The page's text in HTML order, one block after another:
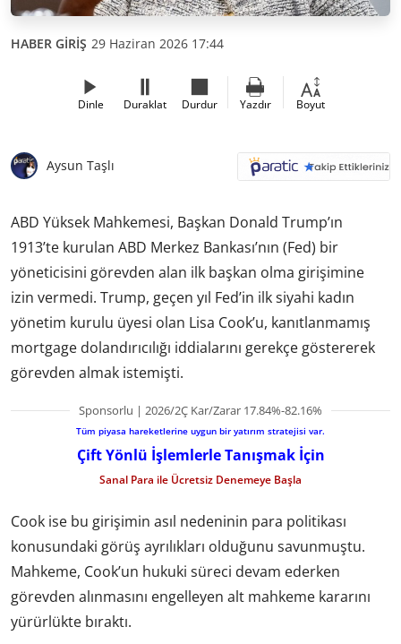
HABER GİRİŞ 29 Haziran 2026 17:44
Dinle Duraklat Durdur Yazdır Boyut
Aysun Taşlı
ABD Yüksek Mahkemesi, Başkan Donald Trump’ın
1913’te kurulan ABD Merkez Bankası’nın (Fed) bir
yöneticisini görevden alan ilk başkan olma girişimine
izin vermedi. Trump, geçen yıl Fed’in ilk siyahi kadın
yönetim kurulu üyesi olan Lisa Cook’u, kanıtlanmamış
mortgage dolandırıcılığı iddialarını gerekçe göstererek
görevden almak istemişti.
Sponsorlu | 2026/2Ç Kar/Zarar 17.84%-82.16%
Tüm piyasa hareketlerine uygun bir yatırım stratejisi var.
Çift Yönlü İşlemlerle Tanışmak İçin
Sanal Para ile Ücretsiz Denemeye Başla
Cook ise bu girişimin asıl nedeninin para politikası
konusundaki görüş ayrılıkları olduğunu savunmuştu.
Mahkeme, Cook’un hukuki süreci devam ederken
görevden alınmasını engelleyen alt mahkeme kararını
yürürlükte bıraktı.